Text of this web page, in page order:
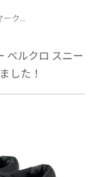
ク...
ベルクロ スニー
した！